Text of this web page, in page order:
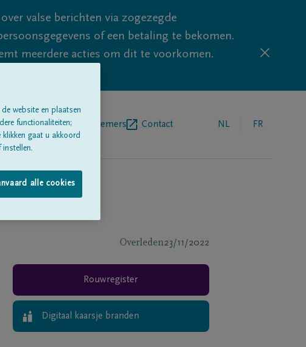
valse berichten via zogezegde
of een betaling te bekomen.
meerdere acties om dit te voorkomen.
onsBegrafenisondernemers Contact NL FR
Overleden23/11/2022
Rouwregister
Digitaal kaarsje branden
website en plaatsen
functionaliteiten;
gaat u akkoord
alle cookies